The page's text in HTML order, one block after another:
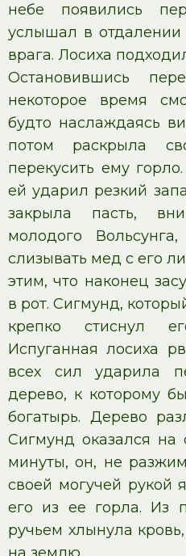
небе появились
услышал в отдалении
врага. Лосиха
Остановившись
некоторое время
будто наслаждаясь
потом раскрыла
перекусить ему
ей ударил резкий
закрыла пасть,
молодого
слизывать мед с его
этим, что наконец
в рот. Сигмунд,
крепко стиснул
Испуганная лосиха
всех сил ударила
дерево, к которому
богатырь. Дерево
Сигмунд оказался на
минуты, он, не
своей могучей рукой
его из ее горла. Из
ручьем хлынула